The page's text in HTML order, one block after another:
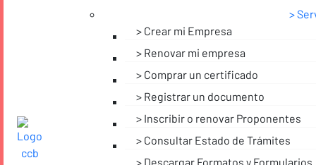
Crear mi Empresa
Renovar mi empresa
Comprar un certificado
Registrar un documento
Inscribir o renovar Proponentes
Consultar Estado de Trámites
Descargar Formatos y Formularios